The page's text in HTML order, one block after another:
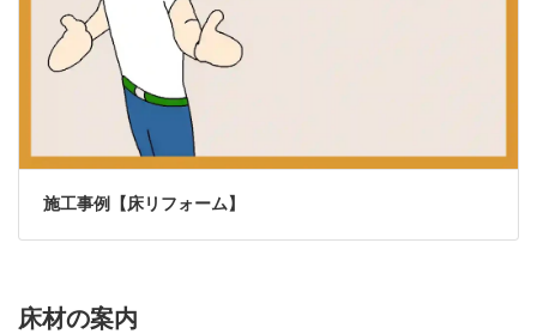
施工事例【床リフォーム】
床材の案内